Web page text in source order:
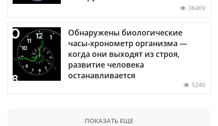
36469
Обнаружены биологические
часы-хронометр организма —
когда они выходят из строя,
развитие человека
останавливается
5240
ПОКАЗАТЬ ЕЩЕ